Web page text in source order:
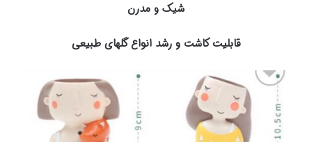
شیک و مدرن
قابلیت کاشت و رشد انواع گلهای طبیعی